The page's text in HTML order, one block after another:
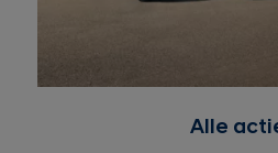
Alle